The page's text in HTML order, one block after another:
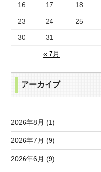
« 7月
16 17 18
23 24 25
30 31
アーカイブ
2026年8月 (1)
2026年7月 (9)
2026年6月 (9)